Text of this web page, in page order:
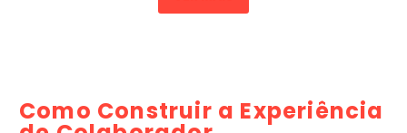
Como Construir a Experiência